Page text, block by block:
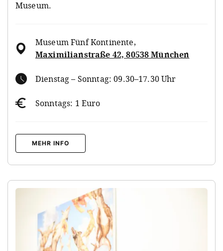
Museum.
Museum Fünf Kontinente,
Maximilianstraße 42, 80538 München
Dienstag – Sonntag: 09.30–17.30 Uhr
Sonntags: 1 Euro
MEHR INFO